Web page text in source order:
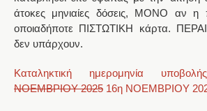
άτοκες μηνιαίες δόσεις, ΜΟΝΟ αν η
οποιαδήποτε ΠΙΣΤΩΤΙΚΗ κάρτα.
δεν υπάρχουν.
Καταληκτική ημερομηνία
ΝΟΕΜΒΡΙΟΥ 2025 16η ΝΟΕΜΒΡΙΟΥ